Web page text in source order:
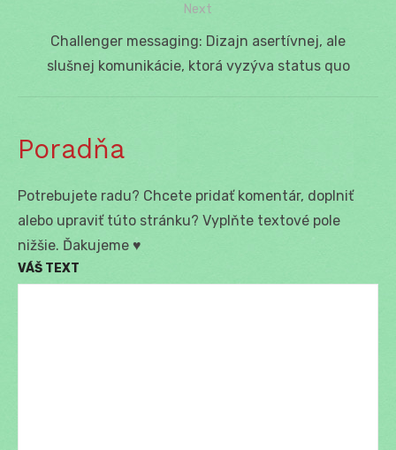
Next
Next
post:
Challenger messaging: Dizajn asertívnej, ale
slušnej komunikácie, ktorá vyzýva status quo
Poradňa
Potrebujete radu? Chcete pridať komentár, doplniť
alebo upraviť túto stránku? Vyplňte textové pole
nižšie. Ďakujeme ♥
VÁŠ TEXT